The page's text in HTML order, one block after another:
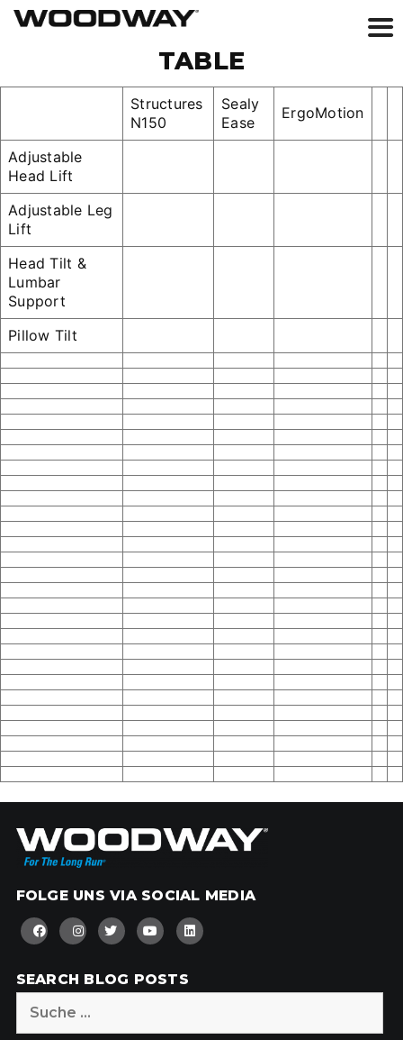
TABLE
Structures
N150
Sealy
Ease
ErgoMotion
Adjustable
Head Lift
Adjustable Leg
Lift
Head Tilt &
Lumbar
Support
Pillow Tilt
FOLGE UNS VIA SOCIAL MEDIA
SEARCH BLOG POSTS